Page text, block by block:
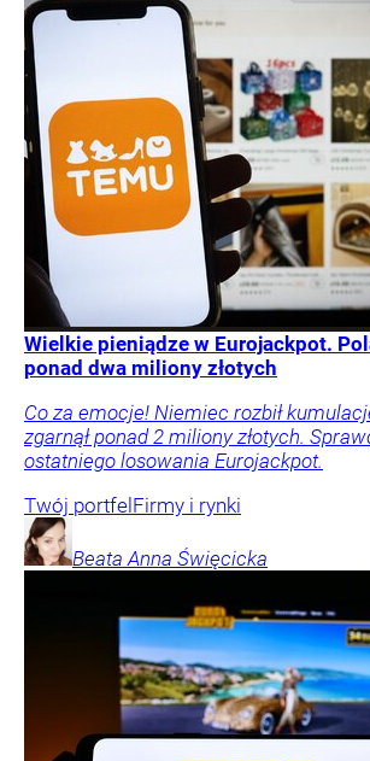
Wielkie pieniądze w Eurojackpot.
ponad dwa miliony złotych
Co za emocje! Niemiec rozbił
zgarnął ponad 2 miliony złotych.
ostatniego losowania Eurojackpot.
Twój portfel Firmy i rynki
Beata Anna Święcicka